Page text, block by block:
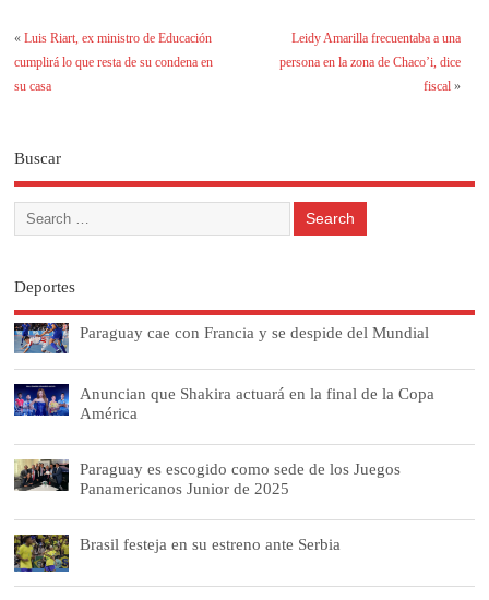
«Luis Riart, ex ministro de Educación
cumplirá lo que resta de su condena en
su casa
Leidy Amarilla frecuentaba a una
persona en la zona de Chaco’i, dice
fiscal»
Buscar
Deportes
Paraguay cae con Francia y se despide del Mundial
Anuncian que Shakira actuará en la final de la Copa
América
Paraguay es escogido como sede de los Juegos
Panamericanos Junior de 2025
Brasil festeja en su estreno ante Serbia